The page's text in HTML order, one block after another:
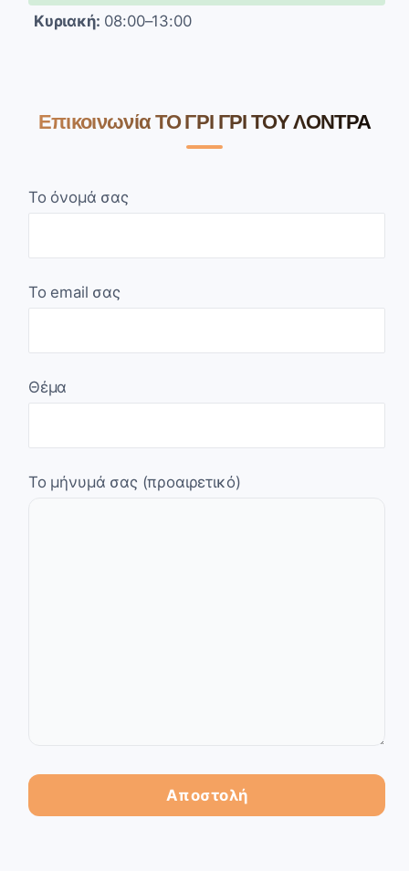
Κυριακή: 08:00–13:00
Επικοινωνία ΤΟ ΓΡΙ ΓΡΙ ΤΟΥ ΛΟΝΤΡΑ
Το όνομά σας
Το email σας
Θέμα
Το μήνυμά σας (προαιρετικό)